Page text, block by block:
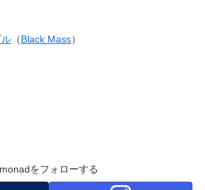
（Black Mass）
monadをフォローする